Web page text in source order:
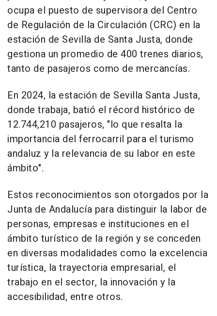
ocupa el puesto de supervisora del Centro
de Regulación de la Circulación (CRC) en la
estación de Sevilla de Santa Justa, donde
gestiona un promedio de 400 trenes diarios,
tanto de pasajeros como de mercancías.
En 2024, la estación de Sevilla Santa Justa,
donde trabaja, batió el récord histórico de
12.744,210 pasajeros, "lo que resalta la
importancia del ferrocarril para el turismo
andaluz y la relevancia de su labor en este
ámbito".
Estos reconocimientos son otorgados por la
Junta de Andalucía para distinguir la labor de
personas, empresas e instituciones en el
ámbito turístico de la región y se conceden
en diversas modalidades como la excelencia
turística, la trayectoria empresarial, el
trabajo en el sector, la innovación y la
accesibilidad, entre otros.